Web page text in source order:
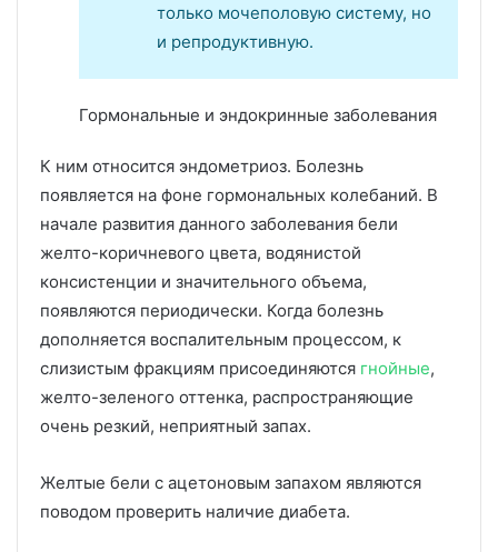
только мочеполовую систему, но
и репродуктивную.
Гормональные и эндокринные заболевания
К ним относится эндометриоз. Болезнь
появляется на фоне гормональных колебаний. В
начале развития данного заболевания бели
желто-коричневого цвета, водянистой
консистенции и значительного объема,
появляются периодически. Когда болезнь
дополняется воспалительным процессом, к
слизистым фракциям присоединяются гнойные,
желто-зеленого оттенка, распространяющие
очень резкий, неприятный запах.
Желтые бели с ацетоновым запахом являются
поводом проверить наличие диабета.